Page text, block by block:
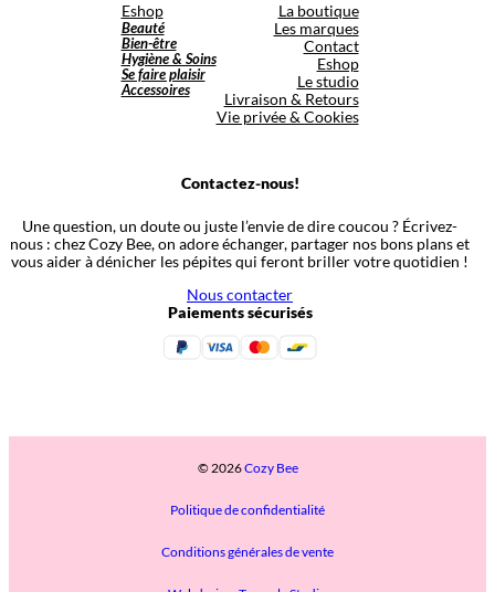
Eshop
Beauté
Bien-être
Hygiène & Soins
Se faire plaisir
Accessoires
La boutique
Les marques
Contact
Eshop
Le studio
Livraison & Retours
Vie privée & Cookies
Contactez-nous!
Une question, un doute ou juste l’envie de dire coucou ? Écrivez-
nous : chez Cozy Bee, on adore échanger, partager nos bons plans et
vous aider à dénicher les pépites qui feront briller votre quotidien !
Nous contacter
Paiements sécurisés
© 2026Cozy Bee
Politique de confidentialité
Conditions générales de vente